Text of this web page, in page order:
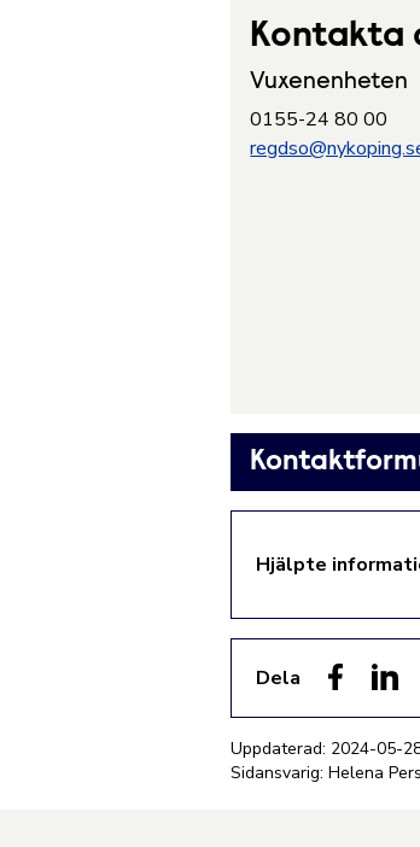
Kontakta
Vuxenenheten
0155-24 80 00
Hjälpte
Dela
Uppdaterad: 2024-05-
Sidansvarig: Helena